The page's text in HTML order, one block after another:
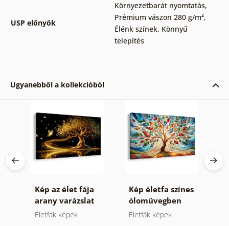
USP előnyök
Környezetbarát nyomtatás,
Prémium vászon 280 g/m²,
Élénk színek, Könnyű
telepítés
Ugyanebből a kollekcióból
Kép az élet fája
arany varázslat
Életfák képek
Kép életfa színes
ólomüvegben
Életfák képek